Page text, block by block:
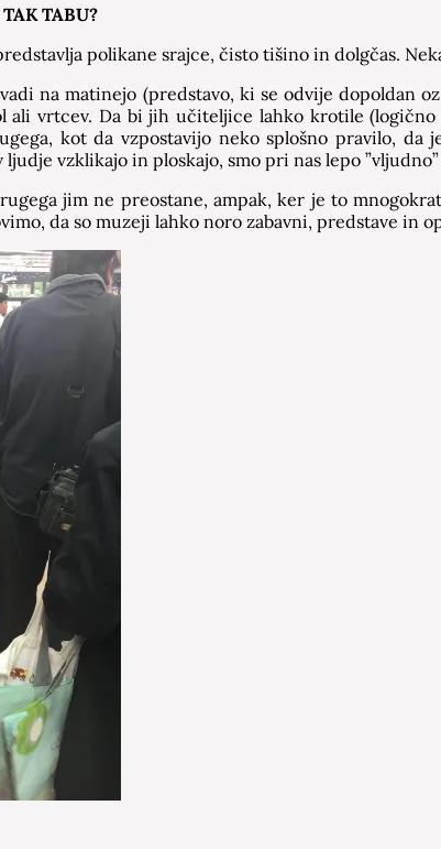
TABU?
polikane srajce, čisto tišino in dolgčas.
na matinejo (predstavo, ki se odvije dopoldan
vrtcev. Da bi jih učiteljice lahko krotile
kot da vzpostavijo neko splošno pravilo,
vzklikajo in ploskajo, smo pri nas lepo
jim ne preostane, ampak, ker je to
da so muzeji lahko noro zabavni, predstave in